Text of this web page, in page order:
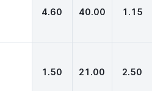
4.60 40.00 1.15
1.50 21.00 2.50